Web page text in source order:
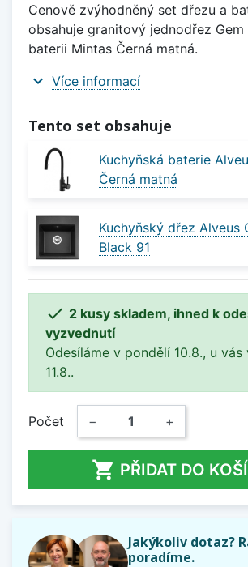
Cenově zvýhodněný set dřezu a
obsahuje granitový jednodřez Gem
baterii Mintas Černá matná.
expand_more Více informací
Tento set obsahuje
Kuchyňská baterie
Černá matná
Kuchyňský dřez Alveus
Black 91
 2 kusy skladem, ihned k
vyzvednutí
Odesíláme v pondělí 10.8., u
11.8..
Počet − +
 PŘIDAT DO
Jakýkoliv dotaz?
poradíme.